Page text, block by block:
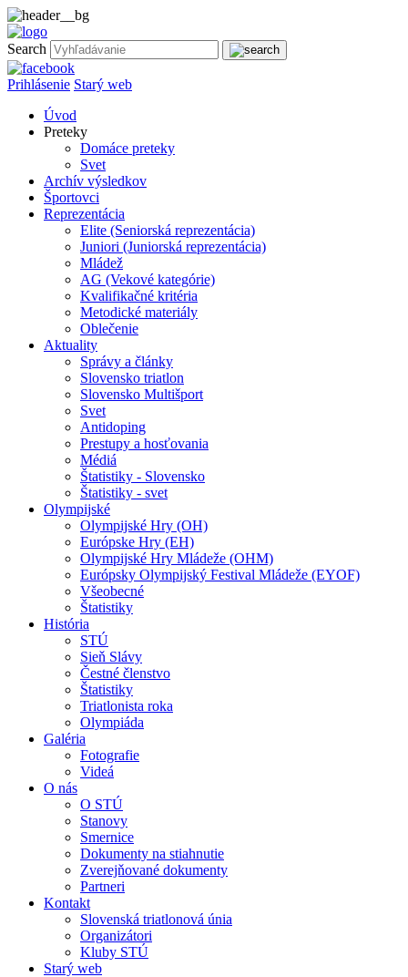
Search
Prihlásenie Starý web
Úvod
Preteky
Domáce preteky
Svet
Archív výsledkov
Športovci
Reprezentácia
Elite (Seniorská reprezentácia)
Juniori (Juniorská reprezentácia)
Mládež
AG (Vekové kategórie)
Kvalifikačné kritéria
Metodické materiály
Oblečenie
Aktuality
Správy a články
Slovensko triatlon
Slovensko Multišport
Svet
Antidoping
Prestupy a hosťovania
Médiá
Štatistiky - Slovensko
Štatistiky - svet
Olympijské
Olympijské Hry (OH)
Európske Hry (EH)
Olympijské Hry Mládeže (OHM)
Európsky Olympijský Festival Mládeže (EYOF)
Všeobecné
Štatistiky
História
STÚ
Sieň Slávy
Čestné členstvo
Štatistiky
Triatlonista roka
Olympiáda
Galéria
Fotografie
Videá
O nás
O STÚ
Stanovy
Smernice
Dokumenty na stiahnutie
Zverejňované dokumenty
Partneri
Kontakt
Slovenská triatlonová únia
Organizátori
Kluby STÚ
Starý web